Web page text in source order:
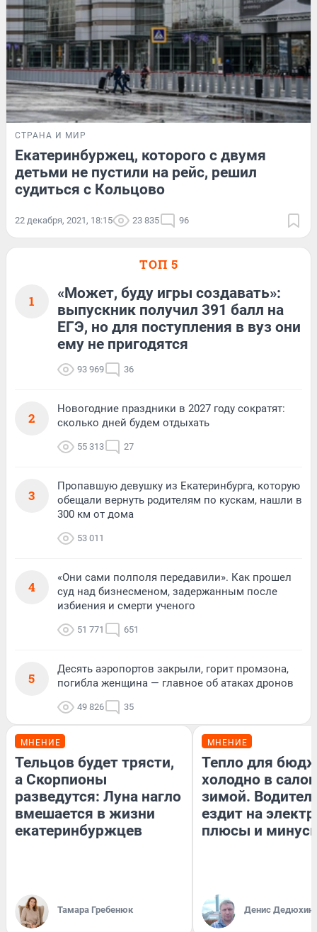
СТРАНА И МИР
Екатеринбуржец, которого с двумя
детьми не пустили на рейс, решил
судиться с Кольцово
22 декабря, 2021, 18:15 23 835 96
ТОП 5
1
«Может, буду игры создавать»:
выпускник получил 391 балл на
ЕГЭ, но для поступления в вуз они
ему не пригодятся
93 969 36
2
Новогодние праздники в 2027 году сократят:
сколько дней будем отдыхать
55 313 27
3
Пропавшую девушку из Екатеринбурга, которую
обещали вернуть родителям по кускам, нашли в
300 км от дома
53 011
4
«Они сами полполя передавили». Как прошел
суд над бизнесменом, задержанным после
избиения и смерти ученого
51 771 651
5
Десять аэропортов закрыли, горит промзона,
погибла женщина — главное об атаках дронов
49 826 35
МНЕНИЕ
Тельцов будет трясти,
а Скорпионы
разведутся: Луна нагло
вмешается в жизни
екатеринбуржцев
Тамара Гребенюк
МНЕНИЕ
Тепло для
холодно в
зимой.
ездит на
плюсы и
Денис Дедюхин